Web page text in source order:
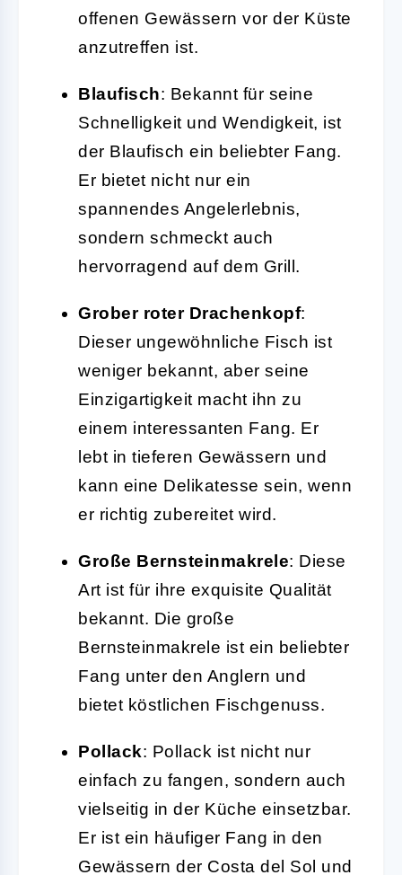
offenen Gewässern vor der Küste
anzutreffen ist.
Blaufisch: Bekannt für seine
Schnelligkeit und Wendigkeit, ist
der Blaufisch ein beliebter Fang.
Er bietet nicht nur ein
spannendes Angelerlebnis,
sondern schmeckt auch
hervorragend auf dem Grill.
Grober roter Drachenkopf:
Dieser ungewöhnliche Fisch ist
weniger bekannt, aber seine
Einzigartigkeit macht ihn zu
einem interessanten Fang. Er
lebt in tieferen Gewässern und
kann eine Delikatesse sein, wenn
er richtig zubereitet wird.
Große Bernsteinmakrele: Diese
Art ist für ihre exquisite Qualität
bekannt. Die große
Bernsteinmakrele ist ein beliebter
Fang unter den Anglern und
bietet köstlichen Fischgenuss.
Pollack: Pollack ist nicht nur
einfach zu fangen, sondern auch
vielseitig in der Küche einsetzbar.
Er ist ein häufiger Fang in den
Gewässern der Costa del Sol und